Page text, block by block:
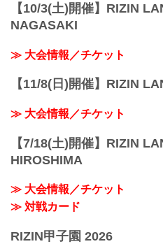
【10/3(土)開催】RIZIN
NAGASAKI
≫ 大会情報／チケット
【11/8(日)開催】RIZIN
≫ 大会情報／チケット
【7/18(土)開催】RIZIN
HIROSHIMA
≫ 大会情報／チケット
≫ 対戦カード
RIZIN甲子園 2026